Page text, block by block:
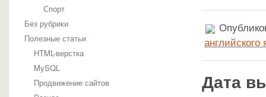
Спорт
Без рубрики
Полезные статьи
HTML-верстка
MySQL
Продвижение сайтов
английского
Дата